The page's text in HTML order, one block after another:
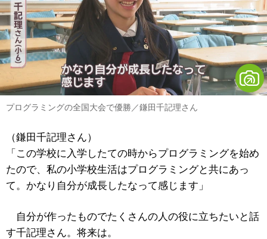
プログラミングの全国大会で優勝／鎌田千記理さん
（鎌田千記理さん）
「この学校に入学したての時からプログラミングを始め
たので、私の小学校生活はプログラミングと共にあっ
て。かなり自分が成長したなって感じます」
自分が作ったものでたくさんの人の役に立ちたいと話
す千記理さん。将来は。